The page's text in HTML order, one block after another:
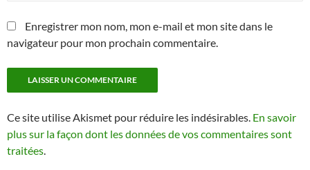
Enregistrer mon nom, mon e-mail et mon site dans le
navigateur pour mon prochain commentaire.
Ce site utilise Akismet pour réduire les indésirables. En savoir
plus sur la façon dont les données de vos commentaires sont
traitées.